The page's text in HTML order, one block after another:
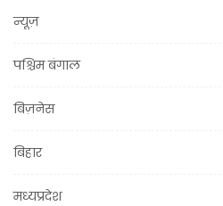
न्यूज़
पश्चिम बंगाल
बिज़नेस
बिहार
मध्यप्रदेश